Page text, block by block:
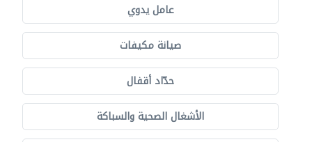
عامل يدوي
صيانة مكيفات
حدّاد أقفال
الأشغال الصحية والسباكة